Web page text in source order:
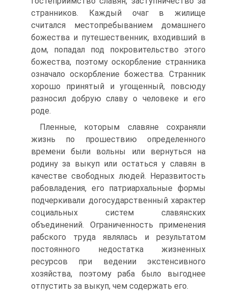
странников. Каждый очаг в жилище
считался местопребыванием домашнего
божества и путешественник, входивший в
дом, попадал под покровительство этого
божества, поэтому оскорбление странника
означало оскорбление божества. Странник
хорошо принятый и угощенный, повсюду
разносил добрую славу о человеке и его
роде.
Пленные, которым славяне сохраняли
жизнь по прошествию определенного
времени были вольны или вернуться на
родину за выкуп или остаться у славян в
качестве свободных людей. Неразвитость
рабовладения, его патриархальные формы
подчеркивали догосударственный характер
социальных систем славянских
объединений. Ограниченность применения
рабского труда являлась и результатом
постоянного недостатка жизненных
ресурсов при ведении экстенсивного
хозяйства, поэтому раба было выгоднее
отпустить за выкуп, чем содержать его.